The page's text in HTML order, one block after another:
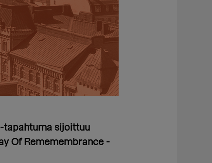
tapahtuma sijoittuu
Of Rememembrance -